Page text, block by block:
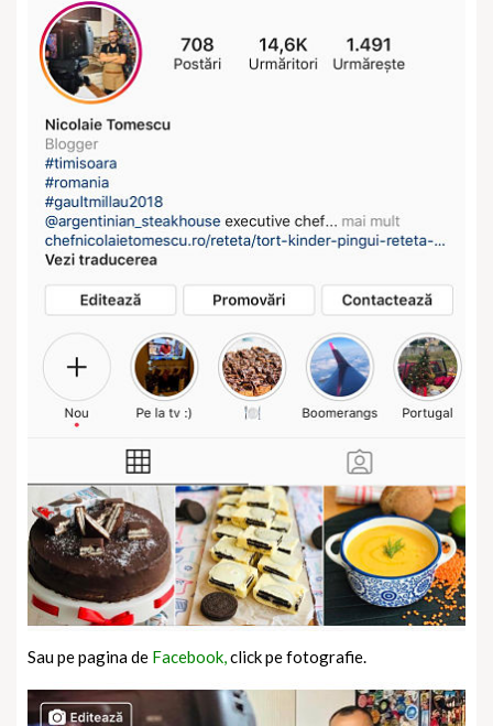
Sau pe pagina de Facebook,click pe fotografie.